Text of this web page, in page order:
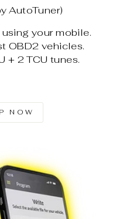
AutoTuner)
your mobile.
OBD2 vehicles.
+ 2 TCU tunes.
NOW